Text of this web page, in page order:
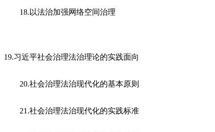
18.以法治加强网络空间治理
19.习近平社会治理法治理论的实践面向
20.社会治理法治现代化的基本原则
21.社会治理法治现代化的实践标准